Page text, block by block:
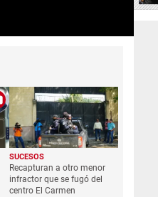
SUCESOS
Recapturan a otro menor
infractor que se fugó del
centro El Carmen